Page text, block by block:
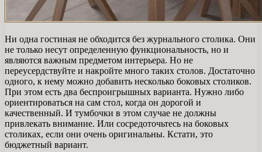
Ни одна гостиная не обходится без журнального столика. Они
не только несут определенную функциональность, но и
являются важным предметом интерьера. Но не
переусердствуйте и накройте много таких столов. Достаточно
одного, к нему можно добавить несколько боковых столиков.
При этом есть два беспроигрышных варианта. Нужно либо
ориентироваться на сам стол, когда он дорогой и
качественный. И тумбочки в этом случае не должны
привлекать внимание. Или сосредоточьтесь на боковых
столиках, если они очень оригинальны. Кстати, это
бюджетный вариант.